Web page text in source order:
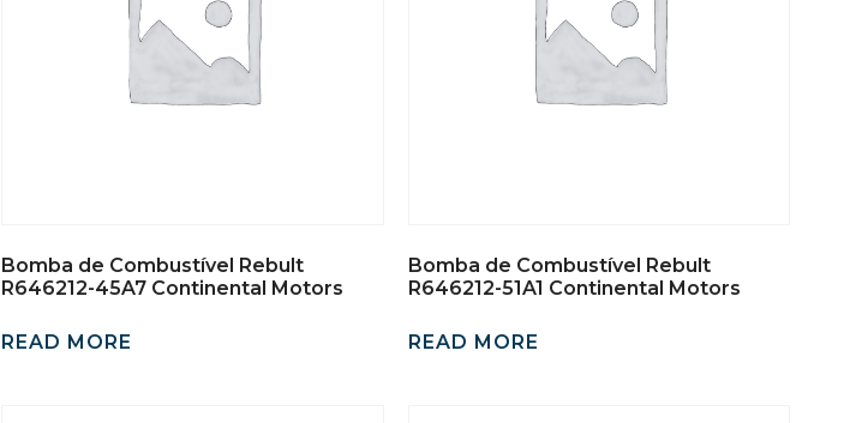
Bomba de Combustível Rebult
R646212-45A7 Continental Motors
READ MORE
Bomba de Combustível Rebult
R646212-51A1 Continental Motors
READ MORE